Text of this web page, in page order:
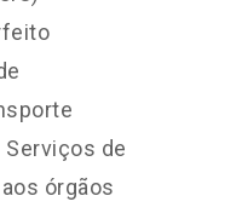
Serviços de
órgãos